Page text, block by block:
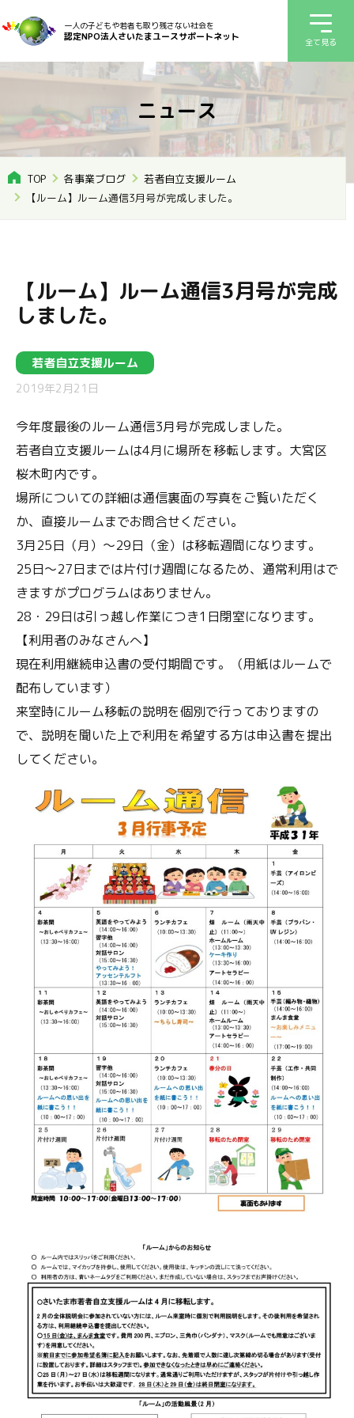
一人の子どもや若者も取り残さない社会を
認定NPO法人さいたまユースサポートネット 全て見る
ニュース
TOP 各事業ブログ
若者自立支援ルーム
【ルーム】ルーム通信3月号が完成しました。
【ルーム】ルーム通信3月号が完成
しました。
若者自立支援ルーム
2019年2月21日
今年度最後のルーム通信3月号が完成しました。
若者自立支援ルームは4月に場所を移転します。大宮区
桜木町内です。
場所についての詳細は通信裏面の写真をご覧いただく
か、直接ルームまでお問合せください。
3月25日（月）～29日（金）は移転週間になります。
25日～27日までは片付け週間になるため、通常利用はで
きますがプログラムはありません。
28・29日は引っ越し作業につき1日閉室になります。
【利用者のみなさんへ】
現在利用継続申込書の受付期間です。（用紙はルームで
配布しています）
来室時にルーム移転の説明を個別で行っておりますの
で、説明を聞いた上で利用を希望する方は申込書を提出
してください。